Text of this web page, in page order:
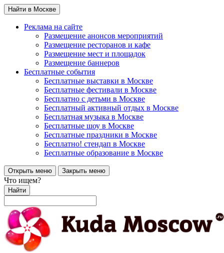
Найти в Москве
Реклама на сайте
Размещение анонсов мероприятий
Размещение ресторанов и кафе
Размещение мест и площадок
Размещение баннеров
Бесплатные события
Бесплатные выставки в Москве
Бесплатные фестивали в Москве
Бесплатно с детьми в Москве
Бесплатный активный отдых в Москве
Бесплатная музыка в Москве
Бесплатные шоу в Москве
Бесплатные праздники в Москве
Бесплатно! стендап в Москве
Бесплатные образование в Москве
Открыть меню Закрыть меню
Что ищем?
Найти